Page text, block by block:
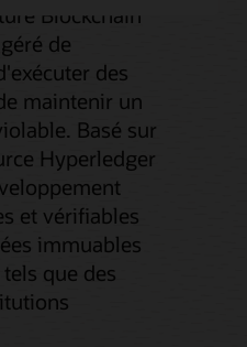
Blockchain
de
des
maintenir un
Basé sur
Hyperledger
et vérifiables
immuables
que des